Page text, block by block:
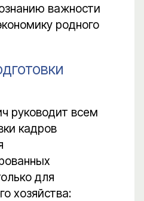
важности
родного
руководит всем
кадров
для
хозяйства: